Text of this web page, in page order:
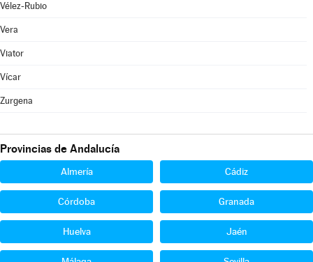
Vélez-Rubio
Vera
Viator
Vícar
Zurgena
Provincias de Andalucía
Almería Cádiz
Córdoba Granada
Huelva Jaén